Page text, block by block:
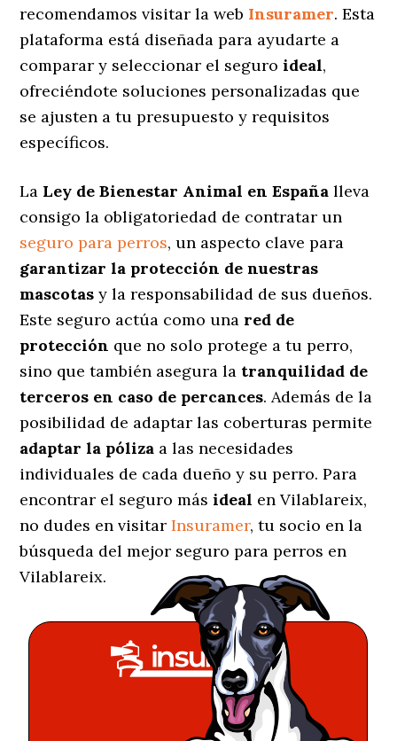
recomendamos visitar la web Insuramer. Esta
plataforma está diseñada para ayudarte a
comparar y seleccionar el seguroideal,
ofreciéndote soluciones personalizadas que
se ajusten a tu presupuesto y requisitos
específicos.
La Ley de Bienestar Animal en España lleva
consigo la obligatoriedad de contratar un
seguro para perros, un aspecto clave para
garantizar la protección de nuestras
mascotas y la responsabilidad de sus dueños.
Este seguro actúa como una red de
protección que no solo protege a tu perro,
sino que también asegura la tranquilidad de
terceros en caso de percances. Además de la
posibilidad de adaptar las coberturas permite
adaptar la póliza a las necesidades
individuales de cada dueño y su perro. Para
encontrar el seguro másideal en Vilablareix,
no dudes en visitarInsuramer, tu socio en la
búsqueda del mejor seguro para perros en
Vilablareix.